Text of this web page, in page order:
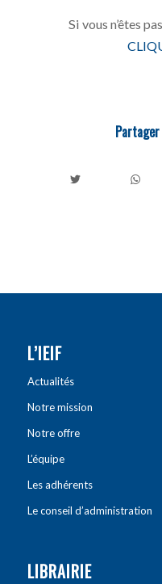
Si vous n’êtes
L’IEIF
Actualités
Notre mission
Notre offre
L’équipe
Les adhérents
Le conseil d’administration
LIBRAIRIE